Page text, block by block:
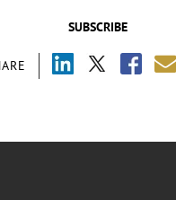
SUBSCRIBE